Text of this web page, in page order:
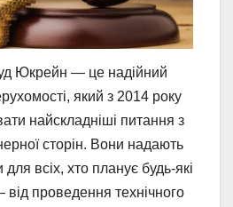
Юкрейн — це надійний
який з 2014 року
найскладніші питання з
сторін. Вони надають
для всіх, хто планує будь-які
від проведення технічного